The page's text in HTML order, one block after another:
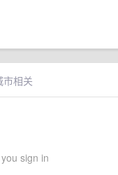
市相关
sign in